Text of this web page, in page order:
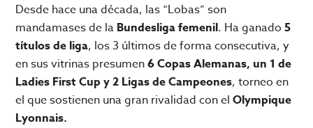
Desde hace una década, las “Lobas” son
mandamases de la Bundesliga femenil. Ha ganado5
títulos de liga, los 3 últimos de forma consecutiva, y
en sus vitrinas presumen6 Copas Alemanas, un 1 de
Ladies First Cup y 2 Ligas de Campeones, torneo en
el que sostienen una gran rivalidad con elOlympique
Lyonnais.